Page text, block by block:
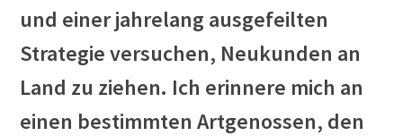
und einer jahrelang ausgefeilten
Strategie versuchen, Neukunden an
Land zu ziehen. Ich erinnere mich an
einen bestimmten Artgenossen, den